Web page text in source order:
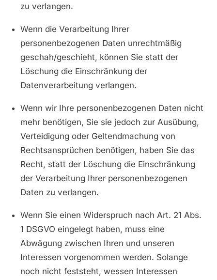
zu verlangen.
Wenn die Verarbeitung Ihrer
personenbezogenen Daten unrechtmäßig
geschah/geschieht, können Sie statt der
Löschung die Einschränkung der
Datenverarbeitung verlangen.
Wenn wir Ihre personenbezogenen Daten nicht
mehr benötigen, Sie sie jedoch zur Ausübung,
Verteidigung oder Geltendmachung von
Rechtsansprüchen benötigen, haben Sie das
Recht, statt der Löschung die Einschränkung
der Verarbeitung Ihrer personenbezogenen
Daten zu verlangen.
Wenn Sie einen Widerspruch nach Art. 21 Abs.
1 DSGVO eingelegt haben, muss eine
Abwägung zwischen Ihren und unseren
Interessen vorgenommen werden. Solange
noch nicht feststeht, wessen Interessen